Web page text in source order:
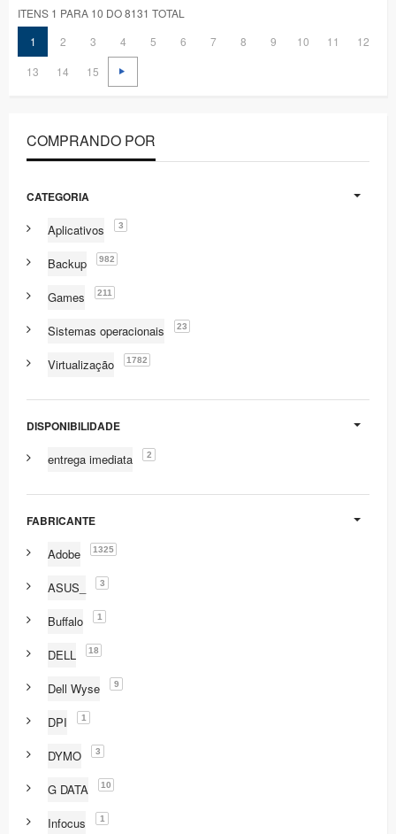
ITENS 1 PARA 10 DO 8131 TOTAL
1
2 3 4 5 6 7 8 9 10 11
12
13
14 15
COMPRANDO POR
CATEGORIA
Aplicativos 3
Backup 982
Games 211
Sistemas operacionais 23
Virtualização 1782
DISPONIBILIDADE
entrega imediata 2
FABRICANTE
Adobe 1325
ASUS_ 3
Buffalo 1
DELL 18
Dell Wyse 9
DPI 1
DYMO 3
G DATA 10
Infocus 1